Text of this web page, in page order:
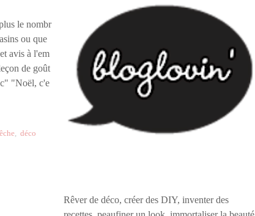
le nombr
ou que
avis à l'em
de goût
"Noël, c'e
, déco
Rêver de déco, créer des DIY, inventer des